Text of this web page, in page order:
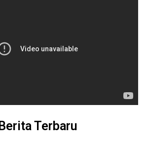
Berita Terbaru